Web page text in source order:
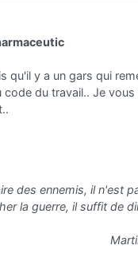
qu'il y a un gars qui
code du travail.. Je
des ennemis, il n'est
la guerre, il suffit de